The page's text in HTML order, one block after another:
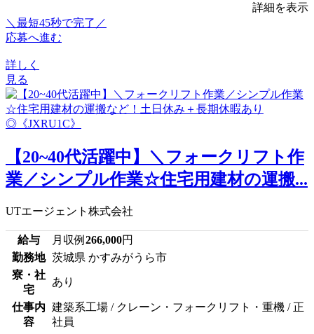
詳細を表示
＼最短45秒で完了／
応募へ進む
詳しく
見る
【20~40代活躍中】＼フォークリフト作
業／シンプル作業☆住宅用建材の運搬...
UTエージェント株式会社
給与 月収例 266,000円
勤務地 茨城県 かすみがうら市
寮・社
宅
あり
仕事内
容
建築系工場 / クレーン・フォークリフト・重機 / 正
社員